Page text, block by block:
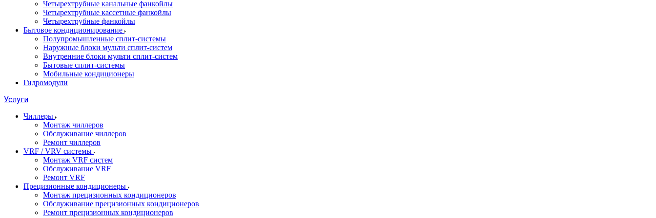
Четырехтрубные канальные фанкойлы
Четырехтрубные кассетные фанкойлы
Четырехтрубные фанкойлы
Бытовое кондиционирование
Полупромышленные сплит-системы
Наружные блоки мульти сплит-систем
Внутренние блоки мульти сплит-систем
Бытовые сплит-системы
Мобильные кондиционеры
Гидромодули
Услуги
Чиллеры
Монтаж чиллеров
Обслуживание чиллеров
Ремонт чиллеров
VRF / VRV системы
Монтаж VRF систем
Обслуживание VRF
Ремонт VRF
Прецизионные кондиционеры
Монтаж прецизионных кондиционеров
Обслуживание прецизионных кондиционеров
Ремонт прецизионных кондиционеров